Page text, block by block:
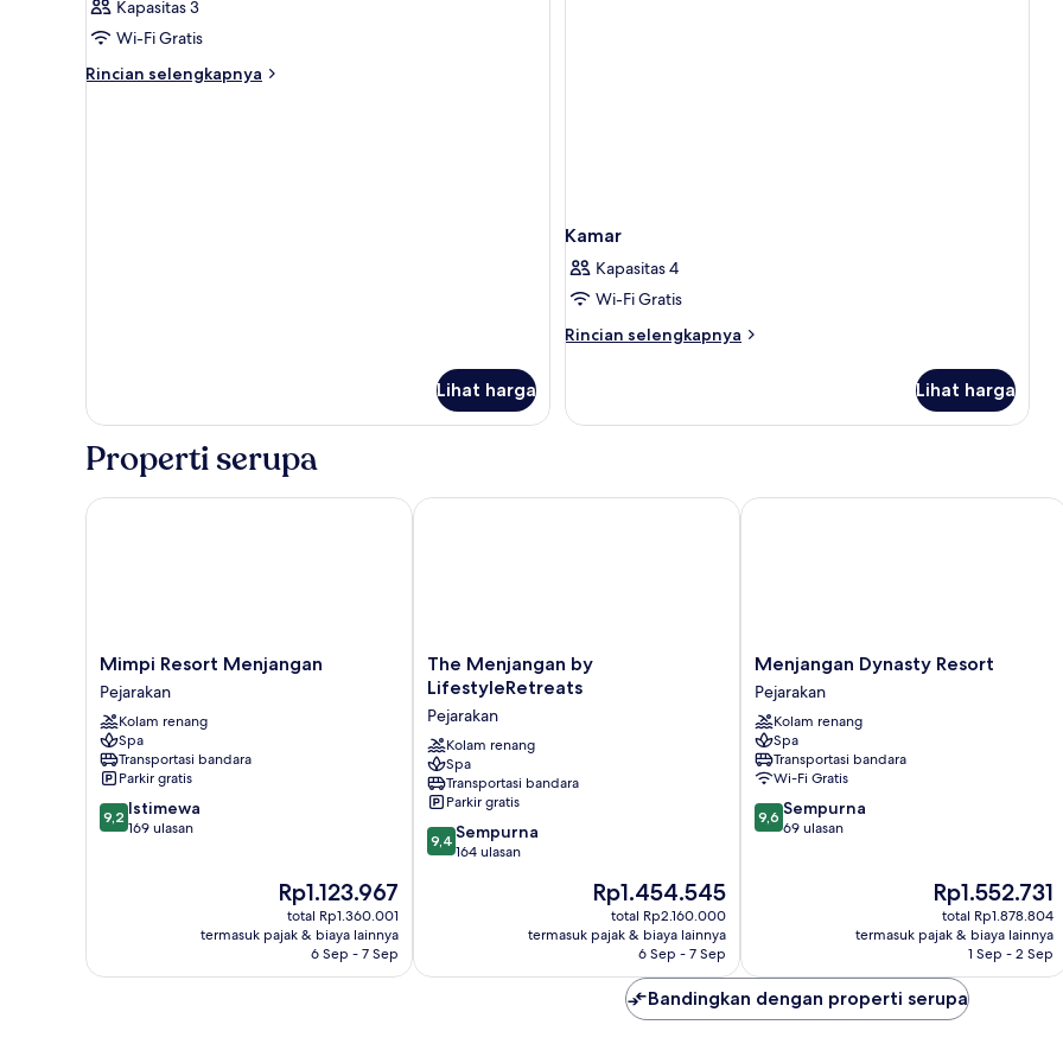
foto
untuk
Kamar
Kapasitas 3
Wi-Fi Gratis
Rincian selengkapnya
Rincian
Lihat harga
Kamar
Kapasitas 4
Wi-Fi Gratis
Rincian selengkapnya
Rincian
Kamar
Lihat harga
Properti serupa
Mimpi
Resort
Menjangan
Pejarakan
Mimpi Resort Menjangan
Pejarakan
Kolam renang
Spa
Transportasi bandara
Parkir gratis
9.2
dari
9,2 Istimewa
169 ulasan
Harga
sekarang
Rp1.123.967
Rp1.123.967
total Rp1.360.001
termasuk pajak & biaya lainnya
6 Sep - 7 Sep
Mimpi Resort Menjangan
The
Menjangan
LifestyleRetreats
Pejarakan
The Menjangan by
LifestyleRetreats
Pejarakan
Kolam renang
Spa
Transportasi bandara
Parkir gratis
9.4
dari
9,4 Sempurna
164 ulasan
Harga
sekarang
Rp1.454.545
Rp1.454.545
total Rp2.160.000
termasuk pajak & biaya lainnya
6 Sep - 7 Sep
The Menjangan by LifestyleRetreats
Menjangan
Dynasty
Resort
Pejarakan
Menjangan Dynasty Resort
Pejarakan
Kolam renang
Spa
Transportasi bandara
Wi-Fi Gratis
9.6
dari
9,6 Sempurna
69 ulasan
Harga
sekarang
Rp1.552.731
Rp1.552.731
total Rp1.878.804
termasuk pajak & biaya lainnya
1 Sep - 2 Sep
Menjangan Dynasty Resort
Bandingkan dengan properti serupa